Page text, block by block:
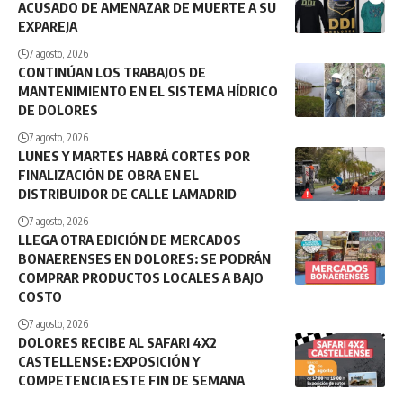
ACUSADO DE AMENAZAR DE MUERTE A SU
EXPAREJA
7 agosto, 2026
CONTINÚAN LOS TRABAJOS DE
MANTENIMIENTO EN EL SISTEMA HÍDRICO
DE DOLORES
7 agosto, 2026
LUNES Y MARTES HABRÁ CORTES POR
FINALIZACIÓN DE OBRA EN EL
DISTRIBUIDOR DE CALLE LAMADRID
7 agosto, 2026
LLEGA OTRA EDICIÓN DE MERCADOS
BONAERENSES EN DOLORES: SE PODRÁN
COMPRAR PRODUCTOS LOCALES A BAJO
COSTO
7 agosto, 2026
DOLORES RECIBE AL SAFARI 4X2
CASTELLENSE: EXPOSICIÓN Y
COMPETENCIA ESTE FIN DE SEMANA